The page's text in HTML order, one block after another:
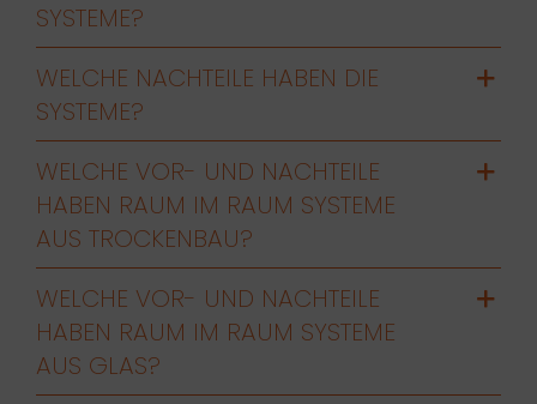
SYSTEME?
WELCHE NACHTEILE HABEN DIE
SYSTEME?
WELCHE VOR- UND NACHTEILE
HABEN RAUM IM RAUM SYSTEME
AUS TROCKENBAU?
WELCHE VOR- UND NACHTEILE
HABEN RAUM IM RAUM SYSTEME
AUS GLAS?